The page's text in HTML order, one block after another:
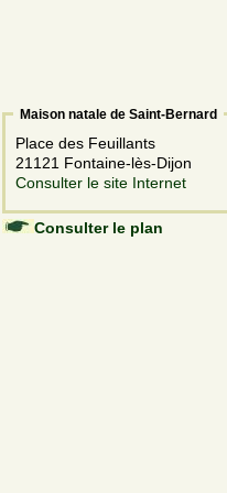
Maison natale de Saint-Bernard
Place des Feuillants
21121 Fontaine-lès-Dijon
Consulter le site Internet
Consulter le plan